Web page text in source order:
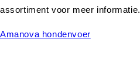
assortiment voor meer informatie.
Amanova hondenvoer